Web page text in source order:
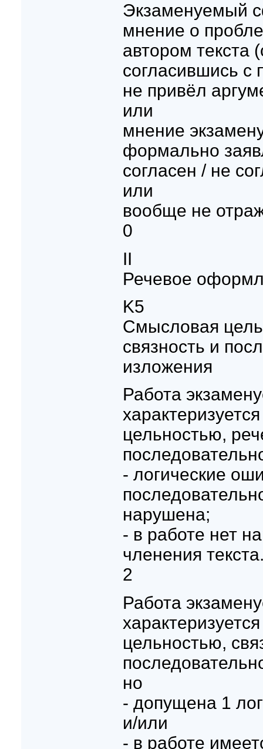
Экзаменуемый
мнение о
автором текста
согласившись с
не привёл
или
мнение
формально
согласен / не
или
вообще не
0
II
Речевое
K5
Смысловая
связность и
изложения
Работа
цельностью,
- логические
нарушена;
- в работе нет
членения
2
Работа
цельностью,
но
- допущена 1
и/или
- в работе